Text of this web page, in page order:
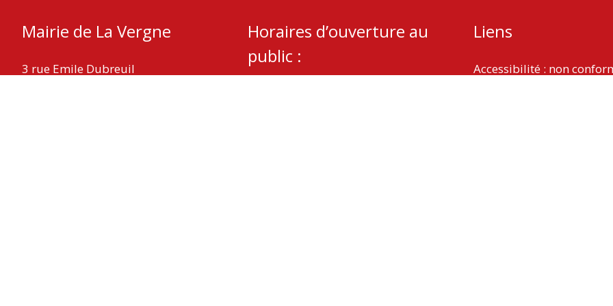
Mairie de La Vergne
3 rue Emile Dubreuil
Horaires d’ouverture au
public :
Liens
Accessibilité : non